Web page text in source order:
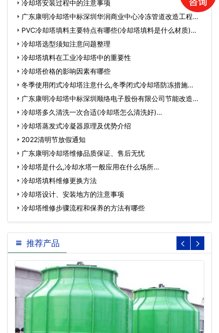
冷却塔安装过程中的注意事项
广东康明冷却塔中标深圳华润商业中心冷冻管道改造工程…
PVC冷却塔填料主要特点有哪些(冷却塔填料是什么材质)…
冷却塔选型须知注意问题整理
冷却塔填料在工业冷却塔中的重要性
冷却塔价格的影响因素有哪些
冬季使用闭式冷却塔注意什么,冬季闭式冷却塔防冻措施…
广东康明冷却塔中标深圳顺络电子股份有限公司节能改造工
程…冷却塔多久清洗一次合适(冷却塔怎么清洗好)…
冷却塔蒸发式冷凝器原理及优势介绍
2022清明节放假通知
广东康明冷却塔维修品质保证、售后无忧
冷却塔是什么,冷却水塔一般应用在什么场所…
冷却塔填料维修更换方法
冷却塔设计、安装地方的注意事项
冷却塔维修步骤流程和保养的方法有哪些
推荐产品